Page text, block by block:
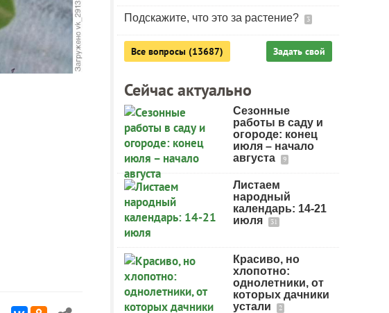
Подскажите, что это за растение? 3
Все вопросы (13687) Задать свой
Сейчас актуально
Сезонные
работы в саду и
огороде: конец
июля – начало
августа
9
Листаем
народный
календарь: 14-21
июля
31
Красиво, но
хлопотно:
однолетники, от
которых дачники
устали
2